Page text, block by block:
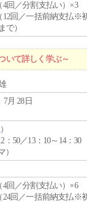
4回／分割支払い）×3
12回／一括前納支払※
で）
いて詳しく学ぶ～
7月 28日
）
：50／13：10～14：30
）
4回／分割支払い）×6
24回／一括前納支払※